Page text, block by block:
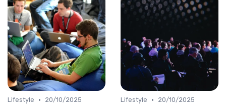
Lifestyle •
20/10/2025
Lifestyle •
20/10/2025